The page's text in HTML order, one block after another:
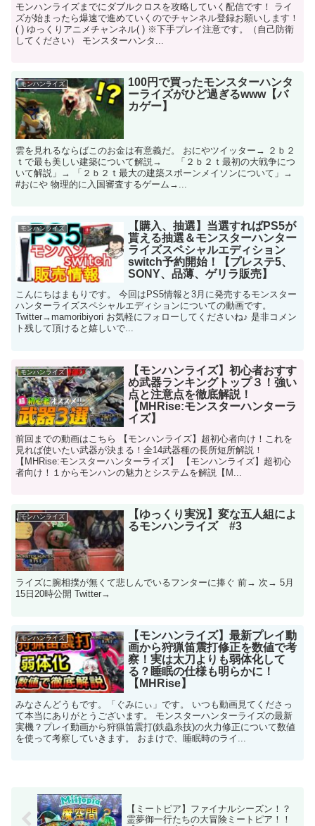
モンハンライズまでにダブルクロスを攻略していく配信です！ ライ
ズが始まったら爆速で進めていくのでチャンネル登録お願いします！
( ) ゆっくりアニメチャンネル( ) ※下手プレイ注意です。（自己防衛
してください） モンスターハンタ...
モンハンライズ
100円で買ったモンスターハンタ
ーライズがひど過ぎるwww【バ
カゲー】
雲を見れるならばこのお金は有意義だ。 おにやツイッター→ ２ｂ２
ｔで最も美しい建築について解説→ 「２ｂ２ｔ最初の大戦争につ
いて解説」→ 「２ｂ２ｔ最大の建築スポーンメイソンについて」→
#おにや 物理的に入国審査するゲーム→...
モンハンライズ
【購入、抽選】当選すればPS5が
貰える抽選＆モンスターハンター
ライズスペシャルエディション
switch予約開始！【プレステ5、
SONY、品薄、ゲリラ販売】
こんにちはまもりです。 今回はPS5情報と3月に発売するモンスター
ハンターライズスペシャルエディションについての動画です。
Twitter→mamoribiyori お気軽にフォローしてくださいね♪ 是非コメン
ト残して頂けると嬉しいで...
モンハンライズ
【モンハンライズ】初心者おすす
め武器ランキングトップ３！強い
点と注意点を徹底解説！
【MHRise:モンスターハンターラ
イズ】
前回までの動画はこちら 【モンハンライズ】超初心者向け！これを
見れば使いたい武器が決まる！全14武器種の長所短所解説！
【MHRise:モンスターハンターライズ】 【モンハンライズ】超初心
者向け！１からモンハンの魅力とシステムを解説【M...
モンハンライズ
【ゆっくり実況】変な五人組によ
るモンハンライズ #3
ライズに腕相撲が無くて悲しんでいるフンターに捧ぐ 前→ 次→ 5月
15日20時公開 Twitter→
モンハンライズ
【モンハンライズ】最新プレイ動
画から狩猟笛震打修正を数値で考
察！実は太刀よりも弱体化して
る？睡眠の仕様も明らかに！
【MHRise】
みなさんどうもです。「ぐみにぃ」です。 いつも動画見てくださっ
て本当にありがとうございます。 モンスターハンターライズの最新
実機？プレイ動画から狩猟笛震打(鉄蟲糸技)の火力修正について数値
を使って考察していきます。 おまけで、睡眠時のライ...
【ミートピア】ファイナルシーズン！？
霊夢御一行たちの大冒険ミートピア！！